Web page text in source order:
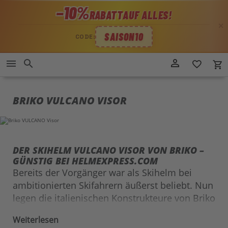
−10%RABATTAUF ALLES!
CODE: SAISON10
Direkt
person_outline favorite_border local_grocery_store
menu search
BRIKO VULCANO VISOR
DER SKIHELM VULCANO VISOR VON BRIKO –
GÜNSTIG BEI HELMEXPRESS.COM
Bereits der Vorgänger war als Skihelm bei
ambitionierten Skifahrern äußerst beliebt. Nun
legen die italienischen Konstrukteure von Briko
schon vermuten lässt, haben die Macher dem
Weiterlesen